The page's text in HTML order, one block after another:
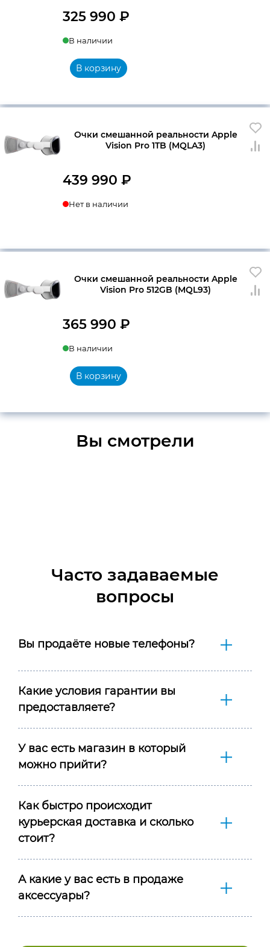
325 990 ₽
В наличии
В корзину
Очки смешанной реальности Apple
Vision Pro 1TB (MQLA3)
439 990 ₽
Нет в наличии
Очки смешанной реальности Apple
Vision Pro 512GB (MQL93)
365 990 ₽
В наличии
В корзину
Вы смотрели
Часто задаваемые
вопросы
Вы продаёте новые телефоны?
Какие условия гарантии вы
предоставляете?
У вас есть магазин в который
можно прийти?
Как быстро происходит
курьерская доставка и сколько
стоит?
А какие у вас есть в продаже
аксессуары?